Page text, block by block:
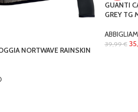
NORTWAVE RAINSKIN
GUANTI
GREY TG
39,99€